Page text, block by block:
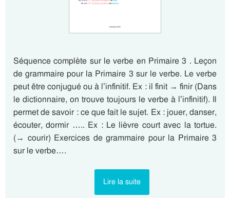
Séquence complète sur le verbe en Primaire 3 . Leçon
de grammaire pour la Primaire 3 sur le verbe. Le verbe
peut être conjugué ou à l’infinitif. Ex : il finit → finir (Dans
le dictionnaire, on trouve toujours le verbe à l’infinitif). Il
permet de savoir : ce que fait le sujet. Ex : jouer, danser,
écouter, dormir ….. Ex : Le lièvre court avec la tortue.
(→ courir) Exercices de grammaire pour la Primaire 3
sur le verbe….
Lire la suite